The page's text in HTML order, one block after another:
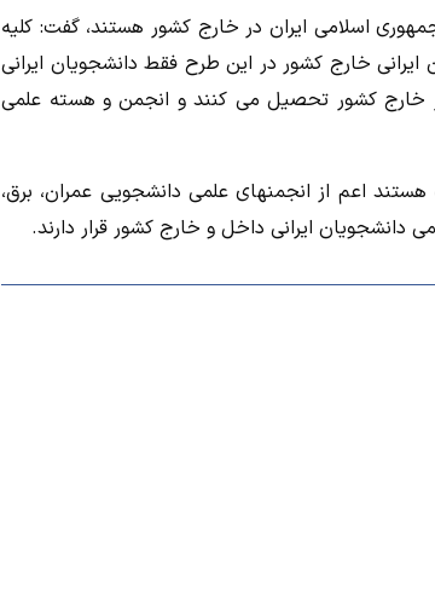
اسلامی ایران در خارج کشور هستند، گفت: کلیه
خارج کشور در این طرح فقط دانشجویان ایرانی
خارج کشور تحصیل می کنند و انجمن و هسته علمی
هستند اعم از انجمنهای علمی دانشجویی عمران، برق،
دانشجویان ایرانی داخل و خارج کشور قرار دارند.